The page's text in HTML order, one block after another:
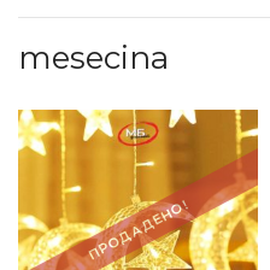
mesecina
ПРОДАДЕНО!
-32%